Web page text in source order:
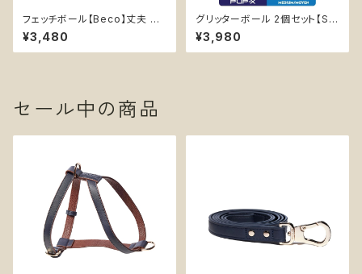
フェッチボール【Beco】丈夫 持
ってこいボール 音なる 天然ゴム
イエロー オレンジ
¥3,480
グリッターボール 2個セット【So
daPup】浮く 持ってこい エンリ
ッチメント おやつ入れ可 ソフト
ラメ
¥3,980
セール中の商品